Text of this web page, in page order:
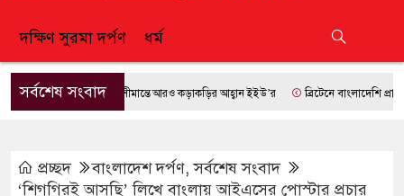
দক্ষিণ সুরমা দর্পণ ধর্ম
সর্বশেষ সংবাদসীমান্তে আরও কড়াকড়ির আহ্বান ইইউ’র ব্রিটেনে বাংলাদেশি প্রায় ৭
প্রচ্ছদ বাংলাদেশ দর্পণ,সর্বশেষ সংবাদ
‘শিগগিরই আসছি’ লিখে বাংলায় আইএসের পোস্টার প্রচার